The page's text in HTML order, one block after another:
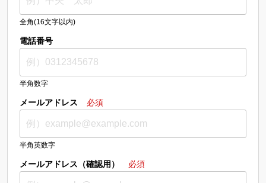
全角(16文字以内)
電話番号
半角数字
メールアドレス 必須
半角英数字
メールアドレス（確認用） 必須